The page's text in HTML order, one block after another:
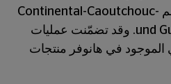
كشركة مساهمة تحمل اسم Continental-Caoutchouc-
und Gutta-Percha Compagnie. وقد تضمّنت عمليات
الموجود في هانوفر منتجات